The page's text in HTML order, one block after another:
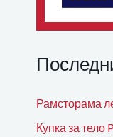
Рамсторама
Купка за